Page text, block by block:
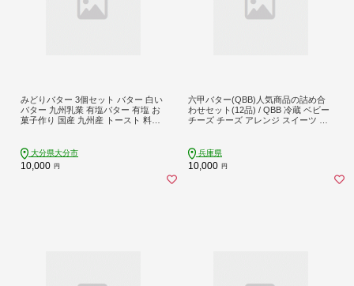
みどりバター 3個セット バター 白い
バター 九州乳業 有塩バター 有塩 お
菓子作り 国産 九州産 トースト 料理
大分県大分市
10,000 円
六甲バター(QBB)人気商品の詰め合
わせセット(12品) / QBB 冷蔵 ベビー
チーズ チーズ アレンジ スイーツ 種
兵庫県
10,000 円